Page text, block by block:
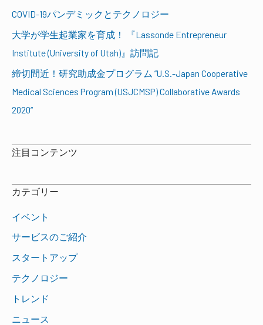
COVID-19パンデミックとテクノロジー
大学が学生起業家を育成！ 『Lassonde Entrepreneur
Institute (University of Utah)』訪問記
締切間近！研究助成金プログラム ”U.S.-Japan Cooperative
Medical Sciences Program (USJCMSP) Collaborative Awards
2020“
注目コンテンツ
カテゴリー
イベント
サービスのご紹介
スタートアップ
テクノロジー
トレンド
ニュース